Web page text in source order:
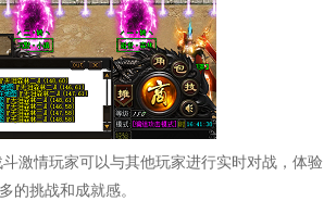
激情玩家可以与其他玩家进行实时对战，体验
的挑战和成就感。